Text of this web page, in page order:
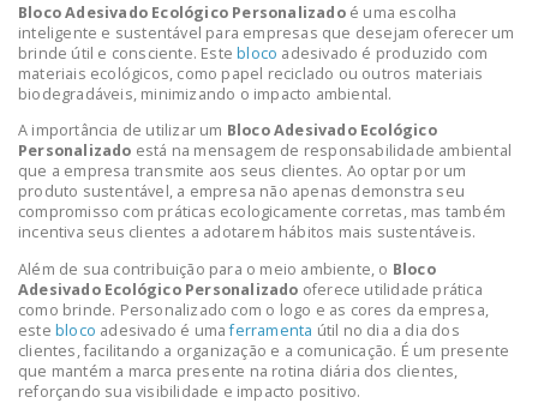
Bloco Adesivado Ecológico Personalizadoé uma escolha
inteligente e sustentável para empresas que desejam oferecer um
brinde útil e consciente. Estebloco adesivado é produzido com
materiais ecológicos, como papel reciclado ou outros materiais
biodegradáveis, minimizando o impacto ambiental.
A importância de utilizar um Bloco Adesivado Ecológico
Personalizado está na mensagem de responsabilidade ambiental
que a empresa transmite aos seus clientes. Ao optar por um
produto sustentável, a empresa não apenas demonstra seu
compromisso com práticas ecologicamente corretas, mas também
incentiva seus clientes a adotarem hábitos mais sustentáveis.
Além de sua contribuição para o meio ambiente, o Bloco
Adesivado Ecológico Personalizado oferece utilidade prática
como brinde. Personalizado com o logo e as cores da empresa,
este bloco adesivado é umaferramenta útil no dia a dia dos
clientes, facilitando a organização e a comunicação. É um presente
que mantém a marca presente na rotina diária dos clientes,
reforçando sua visibilidade e impacto positivo.